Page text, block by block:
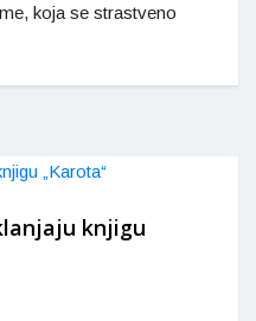
koja se strastveno
knjigu